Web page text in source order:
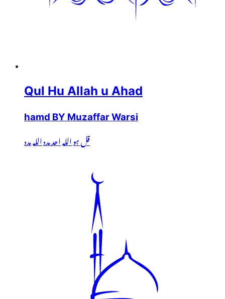
Qul Hu Allah u Ahad
hamd BY Muzaffar Warsi
قل ہو اللہ احد مدد اللہ مدد